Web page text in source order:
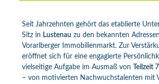
Seit Jahrzehnten gehört das etablierte
Sitz in Lustenau zu den bekannten
Vorarlberger Immobilienmarkt. Zur
eröffnet sich für eine engagierte
vielseitige Aufgabe im Ausmaß von
Teilzeit
– von motivierten Nachwuchstalenten mit